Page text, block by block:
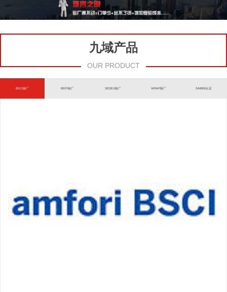
九域产品
OUR PRODUCT
BSCI验厂 BEPI验厂 SEDEX验厂 WRAP验厂 SA8000认证